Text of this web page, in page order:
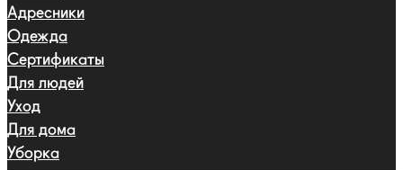
Адресники
Одежда
Сертификаты
Для людей
Уход
Для дома
Уборка